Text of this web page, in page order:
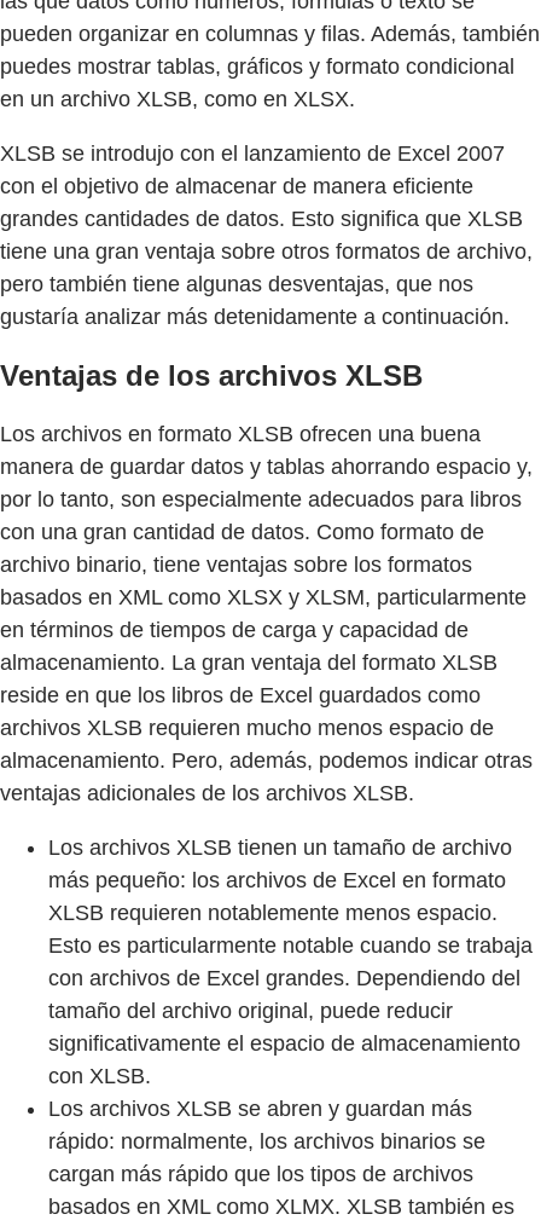
pueden organizar en columnas y filas. Además, también
puedes mostrar tablas, gráficos y formato condicional
en un archivo XLSB, como en XLSX.
XLSB se introdujo con el lanzamiento de Excel 2007
con el objetivo de almacenar de manera eficiente
grandes cantidades de datos. Esto significa que XLSB
tiene una gran ventaja sobre otros formatos de archivo,
pero también tiene algunas desventajas, que nos
gustaría analizar más detenidamente a continuación.
Ventajas de los archivos XLSB
Los archivos en formato XLSB ofrecen una buena
manera de guardar datos y tablas ahorrando espacio y,
por lo tanto, son especialmente adecuados para libros
con una gran cantidad de datos. Como formato de
archivo binario, tiene ventajas sobre los formatos
basados en XML como XLSX y XLSM, particularmente
en términos de tiempos de carga y capacidad de
almacenamiento. La gran ventaja del formato XLSB
reside en que los libros de Excel guardados como
archivos XLSB requieren mucho menos espacio de
almacenamiento. Pero, además, podemos indicar otras
ventajas adicionales de los archivos XLSB.
Los archivos XLSB tienen un tamaño de archivo
más pequeño: los archivos de Excel en formato
XLSB requieren notablemente menos espacio.
Esto es particularmente notable cuando se trabaja
con archivos de Excel grandes. Dependiendo del
tamaño del archivo original, puede reducir
significativamente el espacio de almacenamiento
con XLSB.
Los archivos XLSB se abren y guardan más
rápido: normalmente, los archivos binarios se
cargan más rápido que los tipos de archivos
basados en XML como XLMX. XLSB también es